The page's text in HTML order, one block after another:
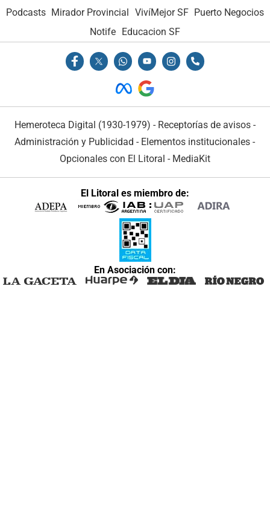
Podcasts Mirador Provincial VivíMejor SF Puerto Negocios
Notife
Educacion SF
Hemeroteca Digital (1930-1979) - Receptorías de avisos -
Administración y Publicidad - Elementos institucionales -
Opcionales con El Litoral - MediaKit
El Litoral es miembro de:
En Asociación con: